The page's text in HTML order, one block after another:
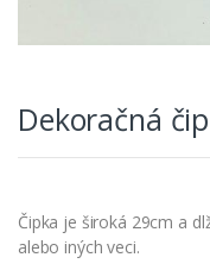
Dekoračná
Čipka je široká 29cm a
alebo iných veci.